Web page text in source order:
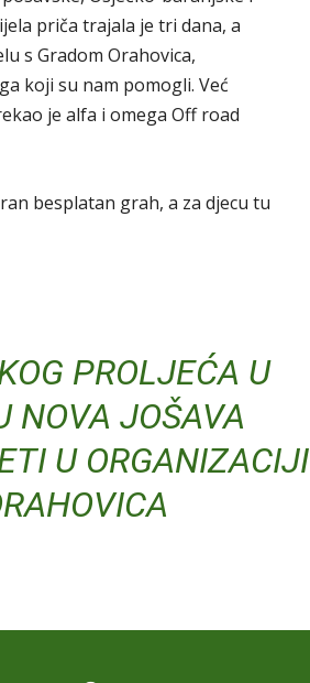
priča trajala je tri dana, a
s Gradom Orahovica,
koji su nam pomogli. Već
je alfa i omega Off road
besplatan grah, a za djecu tu
PROLJEĆA U
NOVA JOŠAVA
U ORGANIZACIJI